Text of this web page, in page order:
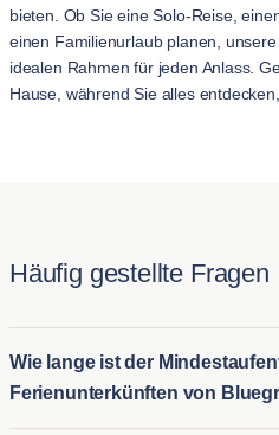
bieten. Ob Sie eine Solo-Reise,
einen Familienurlaub planen,
idealen Rahmen für jeden Anlass.
Hause, während Sie alles
Häufig gestellte Fragen
Wie lange ist der
Ferienunterkünften von